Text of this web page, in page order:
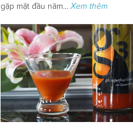
gặp mặt đầu năm...Xem thêm